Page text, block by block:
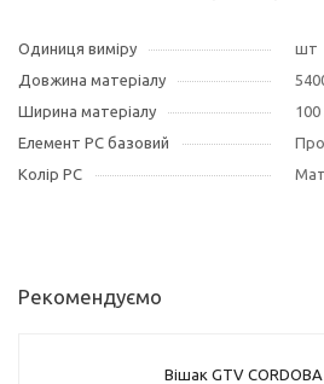
Одиниця виміру
шт
Довжина матеріалу
Ширина матеріалу
Елемент РС базовий
Колір РС
Рекомендуємо
Вішак GTV